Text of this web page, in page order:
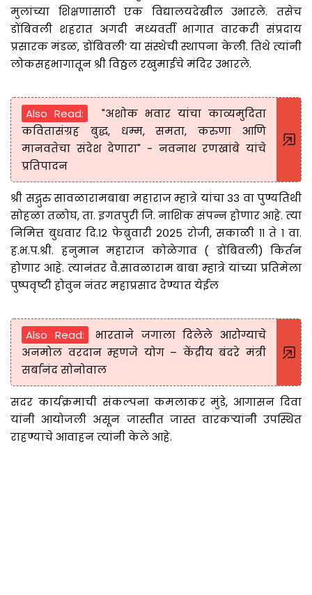
मुलांच्या शिक्षणासाठी एक विद्यालयदेखील उभारले. तसेच
डोंबिवली शहरात अगदी मध्यवर्ती भागात वारकरी संप्रदाय
प्रसारक मंडळ, डोंबिवली’ या संस्थेची स्थापना केली. तिथे त्यांनी
लोकसहभागातून श्री विठ्ठल रखुमाईचे मंदिर उभारले.
Also Read:
"अशोक भवार यांचा काव्यमुदिता
कवितासंग्रह बुद्ध, धम्म, समता, करुणा आणि
मानवतेचा संदेश देणारा" - नवनाथ रणखांबे यांचे
प्रतिपादन
श्री सद्गुरु सावळारामबाबा महाराज म्हात्रे यांचा ३३ वा पुण्यतिथी
सोहळा तळोघ, ता. इगतपुरी जि. नाशिक संपन्न होणार आहे. त्या
निमित्त बुधवार दि.१२ फेब्रुवारी २०२५ रोजी, सकाळी ११ ते १ वा.
ह.भ.प.श्री. हनुमान महाराज कोळेगाव ( डोंबिवली) किर्तन
होणार आहे. त्यानंतर वै.सावळाराम बाबा म्हात्रे यांच्या प्रतिमेला
पुष्पवृष्टी होवुन नंतर महाप्रसाद देण्यात येईल
Also Read:
भारताने जगाला दिलेले आरोग्याचे
अनमोल वरदान म्हणजे योग – केंद्रीय बंदरे मंत्री
सर्बानंद सोनोवाल
सदर कार्यक्रमाची संकल्पना कमलाकर मुंडे, आगासन दिवा
यांनी आयोजली असून जास्तीत जास्त वारकऱ्यांनी उपस्थित
राहण्याचे आवाहन त्यांनी केले आहे.